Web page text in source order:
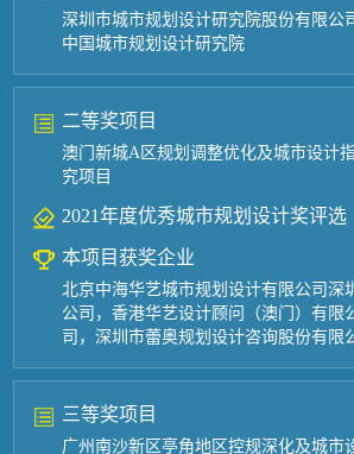
深圳市城市规划设计研究院股份有限公
中国城市规划设计研究院
二等奖项目
澳门新城A区规划调整优化及城市设计
究项目
2021年度优秀城市规划设计奖评选
本项目获奖企业
北京中海华艺城市规划设计有限公司深
公司，香港华艺设计顾问（澳门）有限
司，深圳市蕾奥规划设计咨询股份有限
三等奖项目
广州南沙新区亭角地区控规深化及城市